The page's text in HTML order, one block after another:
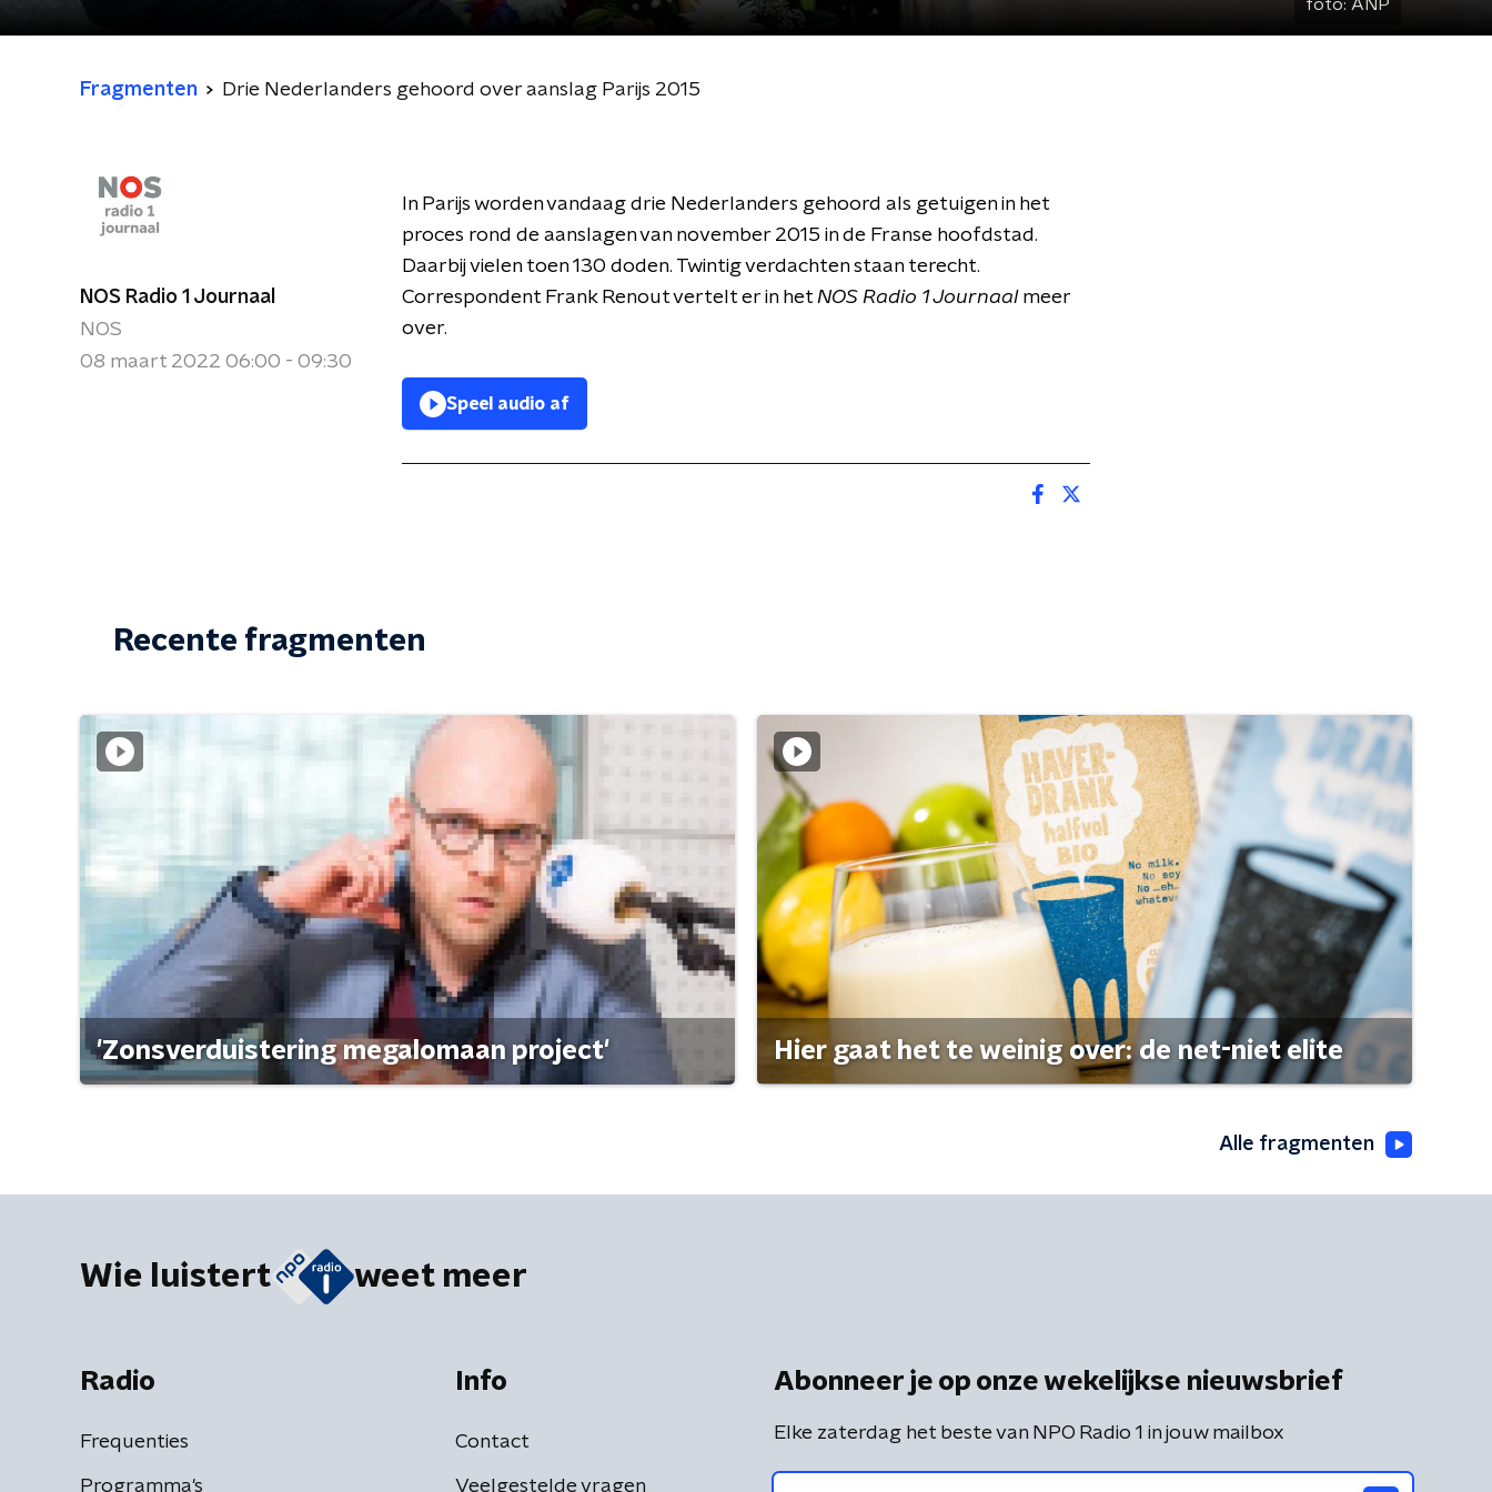
foto: ANP
Fragmenten Drie Nederlanders gehoord over aanslag Parijs 2015
NOS Radio 1 Journaal
NOS
08 maart 2022 06:00 - 09:30
In Parijs worden vandaag drie Nederlanders gehoord als getuigen in het
proces rond de aanslagen van november 2015 in de Franse hoofdstad.
Daarbij vielen toen 130 doden. Twintig verdachten staan terecht.
Correspondent Frank Renout vertelt er in het NOS Radio 1 Journaal meer
over.
Speel audio af
Recente fragmenten
'Zonsverduistering megalomaan project' Hier gaat het te weinig over: de net-niet elite
Alle fragmenten
Wie luistert weet meer
Radio
Frequenties
Programma's
Info
Contact
Veelgestelde vragen
Abonneer je op onze wekelijkse nieuwsbrief
Elke zaterdag het beste van NPO Radio 1 in jouw mailbox